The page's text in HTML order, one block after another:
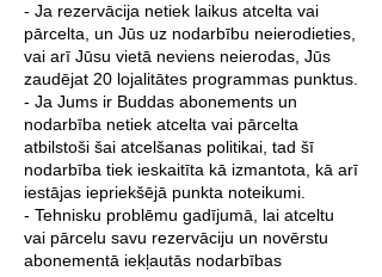
- Ja rezervācija netiek laikus atcelta vai
pārcelta, un Jūs uz nodarbību neierodieties,
vai arī Jūsu vietā neviens neierodas, Jūs
zaudējat 20 lojalitātes programmas punktus.
- Ja Jums ir Buddas abonements un
nodarbība netiek atcelta vai pārcelta
atbilstoši šai atcelšanas politikai, tad šī
nodarbība tiek ieskaitīta kā izmantota, kā arī
iestājas iepriekšējā punkta noteikumi.
- Tehnisku problēmu gadījumā, lai atceltu
vai pārcelu savu rezervāciju un novērstu
abonementā iekļautās nodarbības